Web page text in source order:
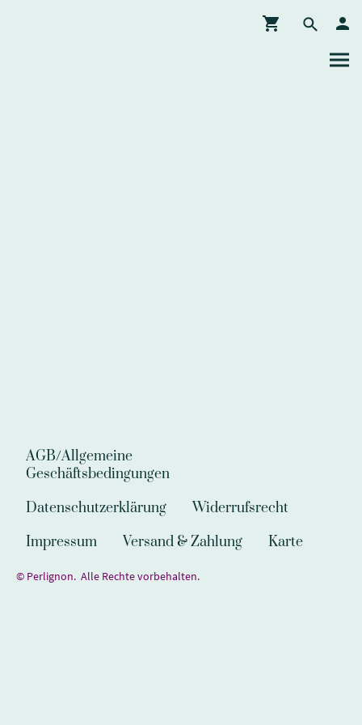
AGB/Allgemeine
Geschäftsbedingungen
Datenschutzerklärung
Widerrufsrecht
Impressum
Versand & Zahlung Karte
© Perlignon. Alle Rechte vorbehalten.